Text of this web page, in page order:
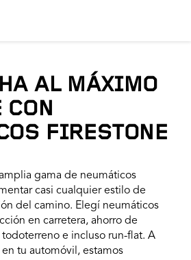
AL MÁXIMO
CON
FIRESTONE
gama de neumáticos
casi cualquier estilo de
del camino. Elegí neumáticos
en carretera, ahorro de
e incluso run-flat. A
tu automóvil, estamos